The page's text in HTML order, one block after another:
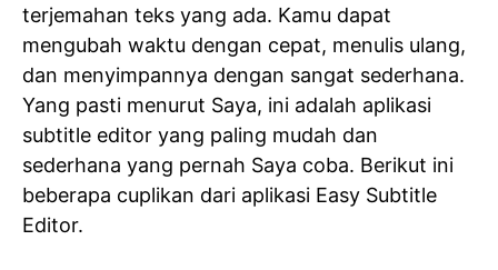
terjemahan teks yang ada. Kamu dapat
mengubah waktu dengan cepat, menulis ulang,
dan menyimpannya dengan sangat sederhana.
Yang pasti menurut Saya, ini adalah aplikasi
subtitle editor yang paling mudah dan
sederhana yang pernah Saya coba. Berikut ini
beberapa cuplikan dari aplikasi Easy Subtitle
Editor.